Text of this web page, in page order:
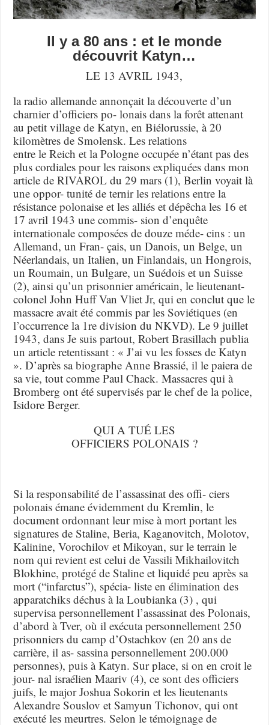
Il y a 80 ans : et le monde
découvrit Katyn…
LE 13 AVRIL 1943,
la radio allemande annonçait la découverte d’un
charnier d’officiers po- lonais dans la forêt attenant
au petit village de Katyn, en Biélorussie, à 20
kilomètres de Smolensk. Les relations
entre le Reich et la Pologne occupée n’étant pas des
plus cordiales pour les raisons expliquées dans mon
article de RIVAROL du 29 mars (1), Berlin voyait là
une oppor- tunité de ternir les relations entre la
résistance polonaise et les alliés et dépêcha les 16 et
17 avril 1943 une commis- sion d’enquête
internationale composées de douze méde- cins : un
Allemand, un Fran- çais, un Danois, un Belge, un
Néerlandais, un Italien, un Finlandais, un Hongrois,
un Roumain, un Bulgare, un Suédois et un Suisse
(2), ainsi qu’un prisonnier américain, le lieutenant-
colonel John Huff Van Vliet Jr, qui en conclut que le
massacre avait été commis par les Soviétiques (en
l’occurrence la 1re division du NKVD). Le 9 juillet
1943, dans Je suis partout, Robert Brasillach publia
un article retentissant : « J’ai vu les fosses de Katyn
». D’après sa biographe Anne Brassié, il le paiera de
sa vie, tout comme Paul Chack. Massacres qui à
Bromberg ont été supervisés par le chef de la police,
Isidore Berger.
QUI A TUÉ LES
OFFICIERS POLONAIS ?
Si la responsabilité de l’assassinat des offi- ciers
polonais émane évidemment du Kremlin, le
document ordonnant leur mise à mort portant les
signatures de Staline, Beria, Kaganovitch, Molotov,
Kalinine, Vorochilov et Mikoyan, sur le terrain le
nom qui revient est celui de Vassili Mikhailovitch
Blokhine, protégé de Staline et liquidé peu après sa
mort (“infarctus”), spécia- liste en élimination des
apparatchiks déchus à la Loubianka (3) , qui
supervisa personnellement l’assassinat des Polonais,
d’abord à Tver, où il exécuta personnellement 250
prisonniers du camp d’Ostachkov (en 20 ans de
carrière, il as- sassina personnellement 200.000
personnes), puis à Katyn. Sur place, si on en croit le
jour- nal israélien Maariv (4), ce sont des officiers
juifs, le major Joshua Sokorin et les lieutenants
Alexandre Souslov et Samyun Tichonov, qui ont
exécuté les meurtres. Selon le témoignage de